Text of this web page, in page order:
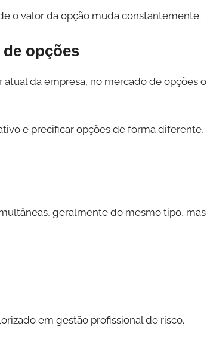
o valor da opção muda constantemente.
opções
da empresa, no mercado de opções o
e precificar opções de forma diferente,
geralmente do mesmo tipo, mas
em gestão profissional de risco.